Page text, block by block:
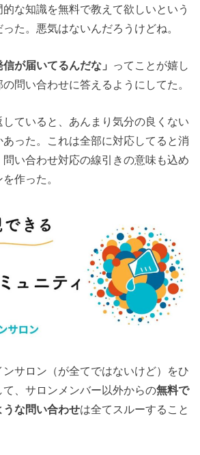
な知識を無料で教えて欲しいという
た。悪気はないんだろうけどね。
信が届いてるんだな」
ってことが嬉し
問い合わせに答えるようにしてた。
ていると、あんまり気分の良くない
った。これは全部に対応してると消
い合わせ対応の線引きの意味も込め
作った。
サロン（が全てではないけど）をひ
て、サロンメンバー以外からの無料で
な問い合わせは全てスルーすること